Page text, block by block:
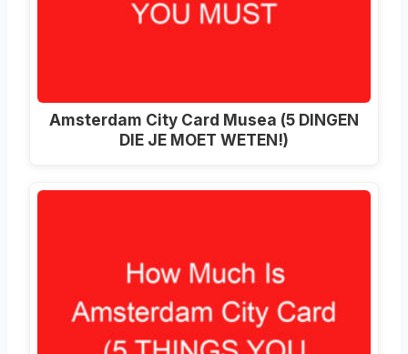
Amsterdam City Card Musea (5 DINGEN
DIE JE MOET WETEN!)